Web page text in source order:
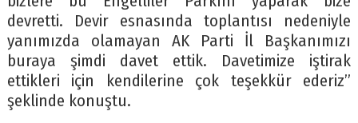
devretti. Devir esnasında toplantısı nedeniyle
yanımızda olamayan AK Parti İl Başkanımızı
buraya şimdi davet ettik. Davetimize iştirak
ettikleri için kendilerine çok teşekkür ederiz”
şeklinde konuştu.